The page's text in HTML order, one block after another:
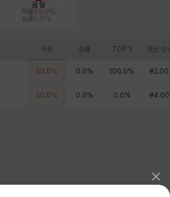
곰 탈
픽률
승률
50.0%
0.0%
픽률 승률 TOP 3 평균 순
50.0% 0.0% 100.0% #2.00
50.0% 0.0% 0.0% #4.00